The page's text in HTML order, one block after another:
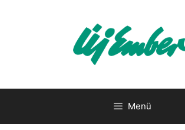
Menü